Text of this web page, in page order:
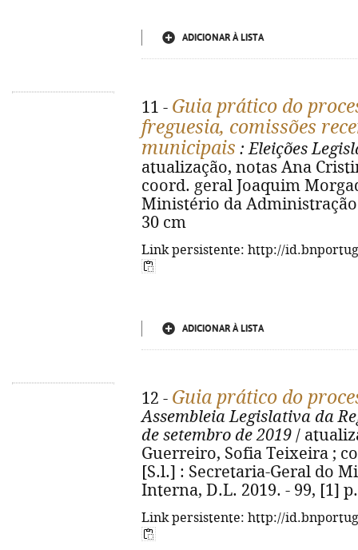
ADICIONAR À LISTA
11 - Guia prático do
freguesia, comissões
municipais : Eleições
atualização, notas Ana
coord. geral Joaquim
Ministério da Administração
30 cm
Link persistente: http://
ADICIONAR À LISTA
12 - Guia prático do
Assembleia Legislativa da
de setembro de 2019 /
Guerreiro, Sofia Teixeira ;
[S.l.] : Secretaria-Geral do
Interna, D.L. 2019. - 99, [1]
Link persistente: http://